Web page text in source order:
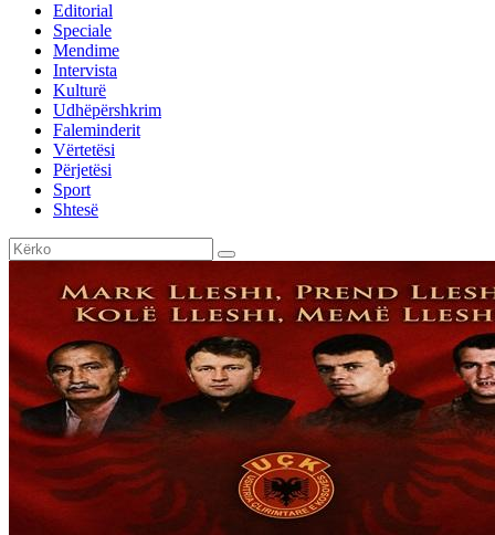
Editorial
Speciale
Mendime
Intervista
Kulturë
Udhëpërshkrim
Faleminderit
Vërtetësi
Përjetësi
Sport
Shtesë